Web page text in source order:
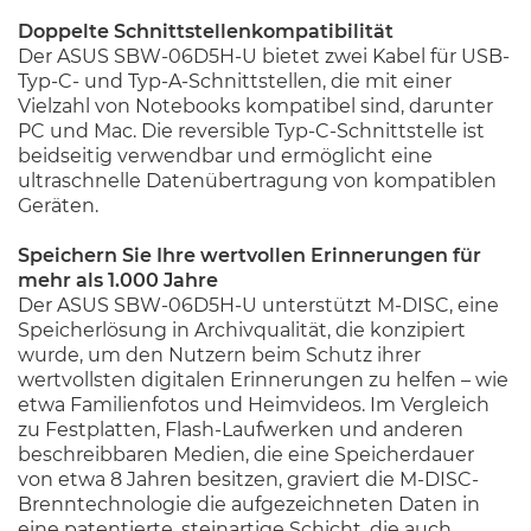
Doppelte Schnittstellenkompatibilität
Der ASUS SBW-06D5H-U bietet zwei Kabel für USB-
Typ-C- und Typ-A-Schnittstellen, die mit einer
Vielzahl von Notebooks kompatibel sind, darunter
PC und Mac. Die reversible Typ-C-Schnittstelle ist
beidseitig verwendbar und ermöglicht eine
ultraschnelle Datenübertragung von kompatiblen
Geräten.
Speichern Sie Ihre wertvollen Erinnerungen für
mehr als 1.000 Jahre
Der ASUS SBW-06D5H-U unterstützt M-DISC, eine
Speicherlösung in Archivqualität, die konzipiert
wurde, um den Nutzern beim Schutz ihrer
wertvollsten digitalen Erinnerungen zu helfen – wie
etwa Familienfotos und Heimvideos. Im Vergleich
zu Festplatten, Flash-Laufwerken und anderen
beschreibbaren Medien, die eine Speicherdauer
von etwa 8 Jahren besitzen, graviert die M-DISC-
Brenntechnologie die aufgezeichneten Daten in